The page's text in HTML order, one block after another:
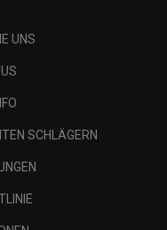
UNS
SCHLÄGERN